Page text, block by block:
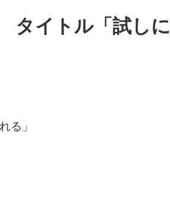
タイトル「試しに
る」